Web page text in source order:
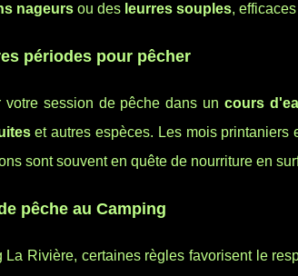
nageurs ou des leurres souples,
périodes pour pêcher
votre session de pêche dans uncours
et autres espèces. Les mois printaniers
sont souvent en quête de nourriture en
pêche au Camping
La Rivière, certaines règles favorisent le